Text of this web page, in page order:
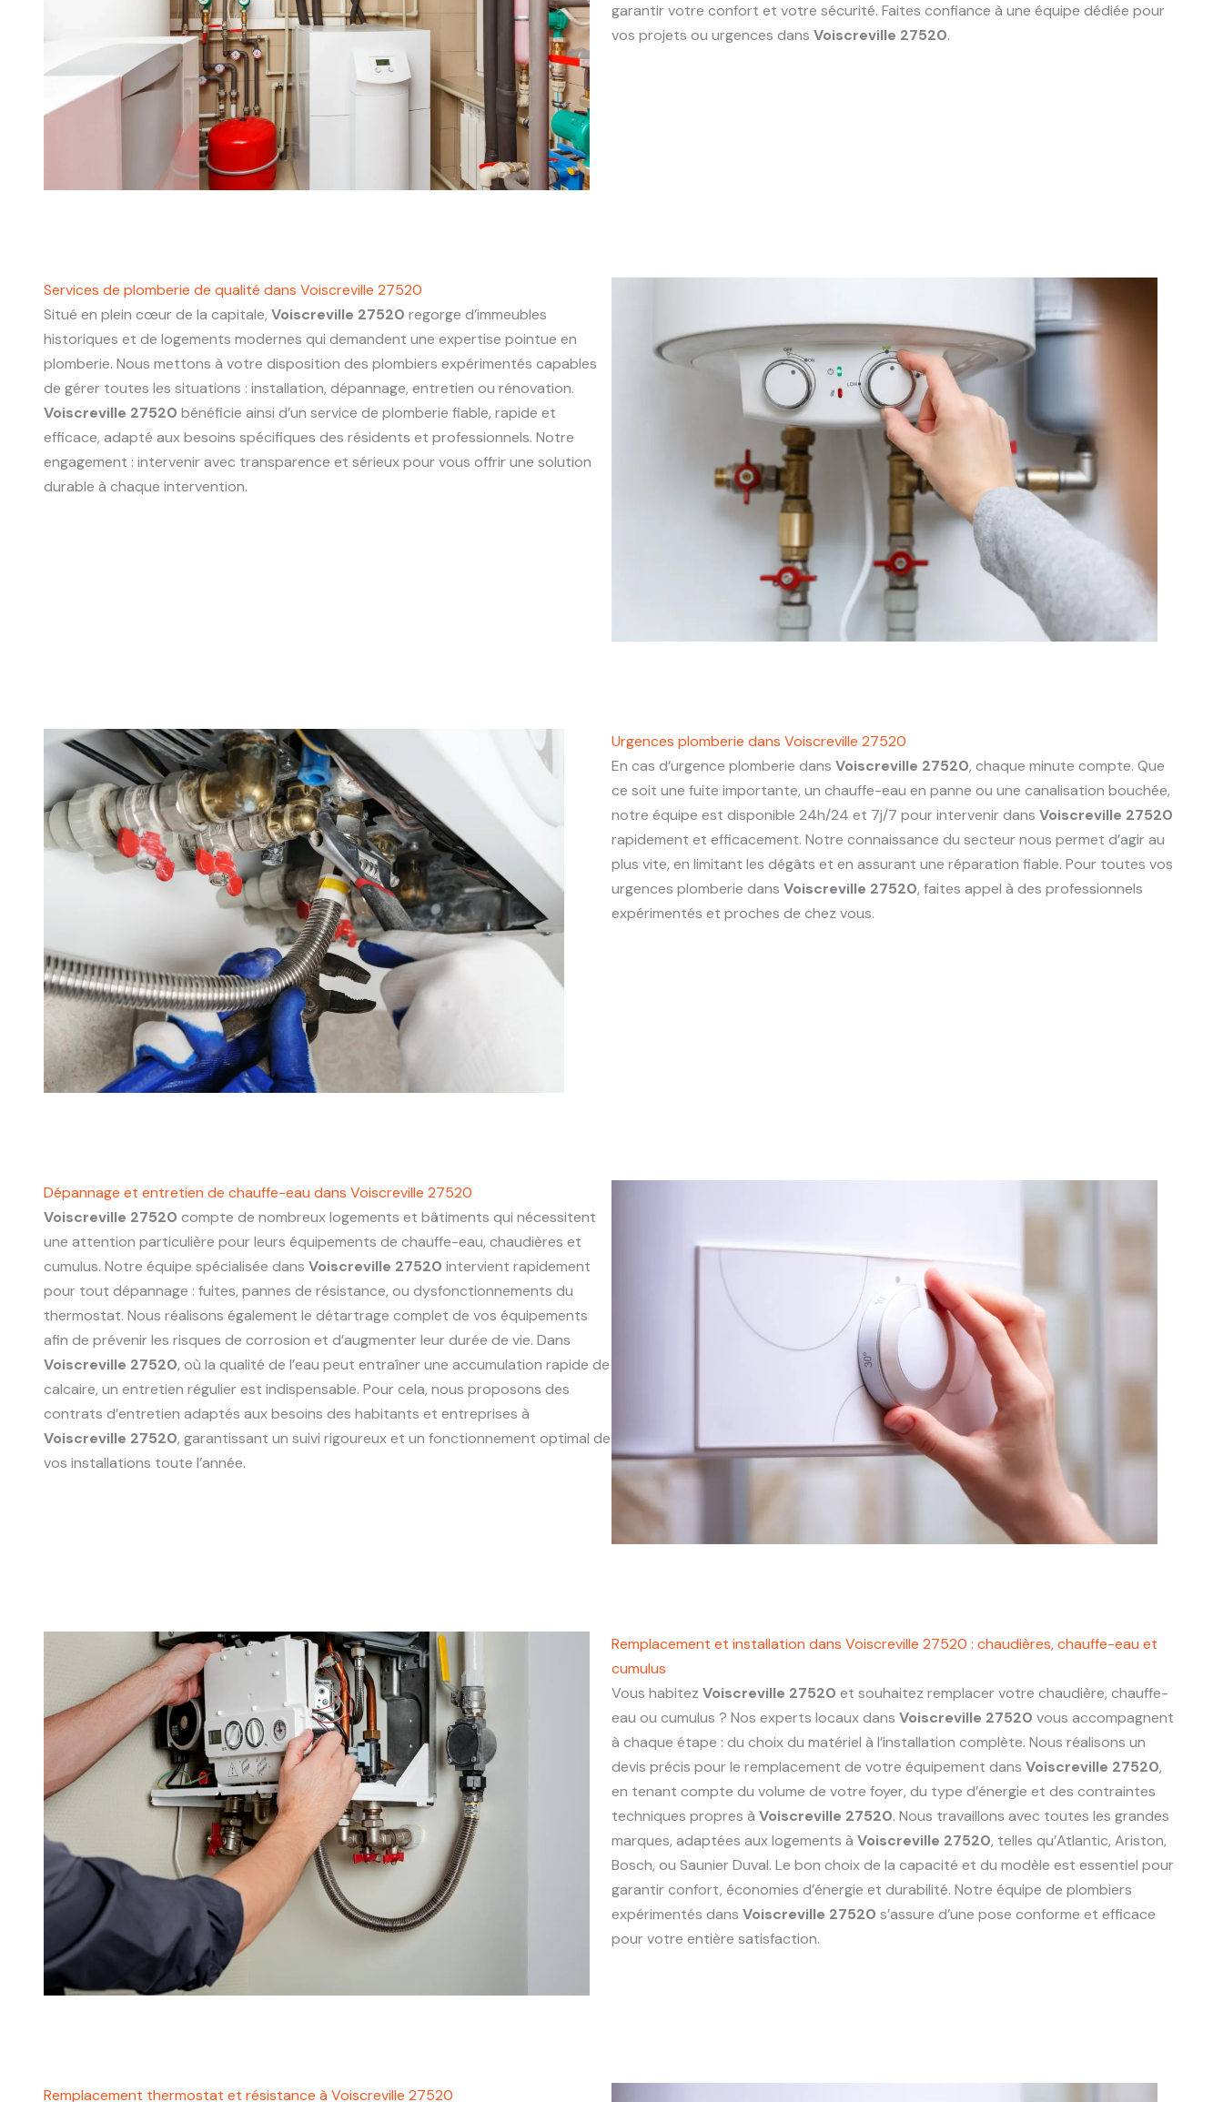
garantir votre confort et votre sécurité. Faites confiance à une équipe dédiée pour
vos projets ou urgences dans Voiscreville 27520.
Services de plomberie de qualité dans Voiscreville 27520
Situé en plein cœur de la capitale, Voiscreville 27520 regorge d’immeubles
historiques et de logements modernes qui demandent une expertise pointue en
plomberie. Nous mettons à votre disposition des plombiers expérimentés capables
de gérer toutes les situations : installation, dépannage, entretien ou rénovation.
Voiscreville 27520 bénéficie ainsi d’un service de plomberie fiable, rapide et
efficace, adapté aux besoins spécifiques des résidents et professionnels. Notre
engagement : intervenir avec transparence et sérieux pour vous offrir une solution
durable à chaque intervention.
Urgences plomberie dans Voiscreville 27520
En cas d’urgence plomberie dans Voiscreville 27520, chaque minute compte. Que
ce soit une fuite importante, un chauffe-eau en panne ou une canalisation bouchée,
notre équipe est disponible 24h/24 et 7j/7 pour intervenir dans Voiscreville 27520
rapidement et efficacement. Notre connaissance du secteur nous permet d’agir au
plus vite, en limitant les dégâts et en assurant une réparation fiable. Pour toutes vos
urgences plomberie dans Voiscreville 27520, faites appel à des professionnels
expérimentés et proches de chez vous.
Dépannage et entretien de chauffe-eau dans Voiscreville 27520
Voiscreville 27520 compte de nombreux logements et bâtiments qui nécessitent
une attention particulière pour leurs équipements de chauffe-eau, chaudières et
cumulus. Notre équipe spécialisée dans Voiscreville 27520 intervient rapidement
pour tout dépannage : fuites, pannes de résistance, ou dysfonctionnements du
thermostat. Nous réalisons également le détartrage complet de vos équipements
afin de prévenir les risques de corrosion et d’augmenter leur durée de vie. Dans
Voiscreville 27520, où la qualité de l’eau peut entraîner une accumulation rapide de
calcaire, un entretien régulier est indispensable. Pour cela, nous proposons des
contrats d’entretien adaptés aux besoins des habitants et entreprises à
Voiscreville 27520, garantissant un suivi rigoureux et un fonctionnement optimal de
vos installations toute l’année.
Remplacement et installation dans Voiscreville 27520 : chaudières, chauffe-eau et
cumulus
Vous habitez Voiscreville 27520 et souhaitez remplacer votre chaudière, chauffe-
eau ou cumulus ? Nos experts locaux dans Voiscreville 27520 vous accompagnent
à chaque étape : du choix du matériel à l’installation complète. Nous réalisons un
devis précis pour le remplacement de votre équipement dans Voiscreville 27520,
en tenant compte du volume de votre foyer, du type d’énergie et des contraintes
techniques propres à Voiscreville 27520. Nous travaillons avec toutes les grandes
marques, adaptées aux logements à Voiscreville 27520, telles qu’Atlantic, Ariston,
Bosch, ou Saunier Duval. Le bon choix de la capacité et du modèle est essentiel pour
garantir confort, économies d’énergie et durabilité. Notre équipe de plombiers
expérimentés dans Voiscreville 27520 s’assure d’une pose conforme et efficace
pour votre entière satisfaction.
Remplacement thermostat et résistance à Voiscreville 27520